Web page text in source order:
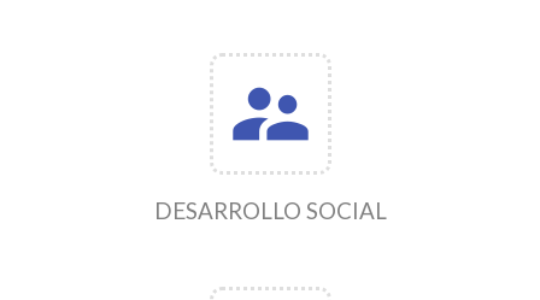
supervisor_account
DESARROLLO SOCIAL